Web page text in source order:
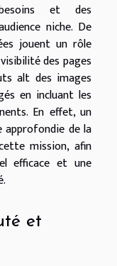
et des
niche. De
jouent un rôle
des pages
alt des images
en incluant les
En effet, un
approfondie de la
mission, afin
efficace et une
et